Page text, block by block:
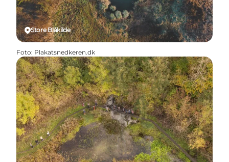
Store Blåkilde
Foto: Plakatsnedkeren.dk